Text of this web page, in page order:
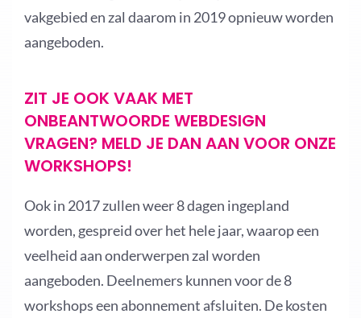
vakgebied en zal daarom in 2019 opnieuw worden
aangeboden.
ZIT JE OOK VAAK MET
ONBEANTWOORDE WEBDESIGN
VRAGEN? MELD JE DAN AAN VOOR ONZE
WORKSHOPS!
Ook in 2017 zullen weer 8 dagen ingepland
worden, gespreid over het hele jaar, waarop een
veelheid aan onderwerpen zal worden
aangeboden. Deelnemers kunnen voor de 8
workshops een abonnement afsluiten. De kosten